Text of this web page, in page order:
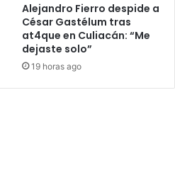
Alejandro Fierro despide a
César Gastélum tras
at4que en Culiacán: “Me
dejaste solo”
19 horas ago